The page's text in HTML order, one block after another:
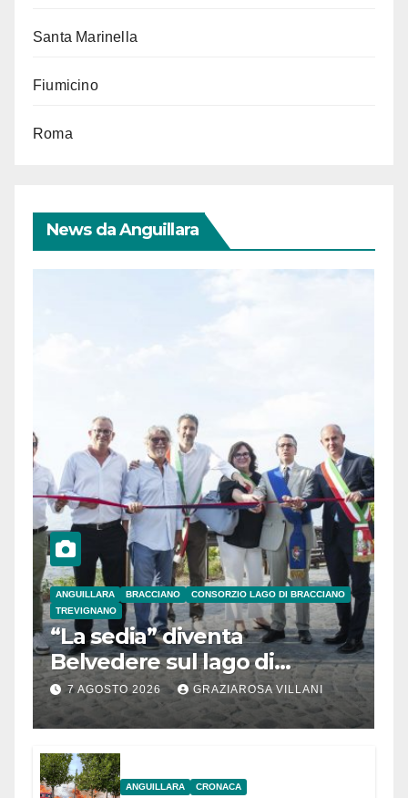
Santa Marinella
Fiumicino
Roma
News da Anguillara
ANGUILLARA BRACCIANO
CONSORZIO LAGO DI BRACCIANO
TREVIGNANO
“La sedia” diventa
Belvedere sul lago di
Bracciano: ieri
l’inaugurazione
7 AGOSTO 2026 GRAZIAROSA VILLANI
ANGUILLARA CRONACA